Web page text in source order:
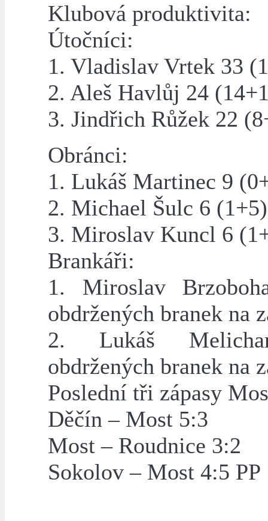
Klubová produktivita:
Útočníci:
1. Vladislav Vrtek 33
2. Aleš Havlůj 24
3. Jindřich Růžek 22
Obránci:
1. Lukáš Martinec 9
2. Michael Šulc 6 (1+5)
3. Miroslav Kuncl 6
Brankáři:
1. Miroslav
obdržených branek na
2. Lukáš
obdržených branek na
Poslední tři zápasy
Děčín – Most 5:3
Most – Roudnice 3:2
Sokolov – Most 4:5 PP